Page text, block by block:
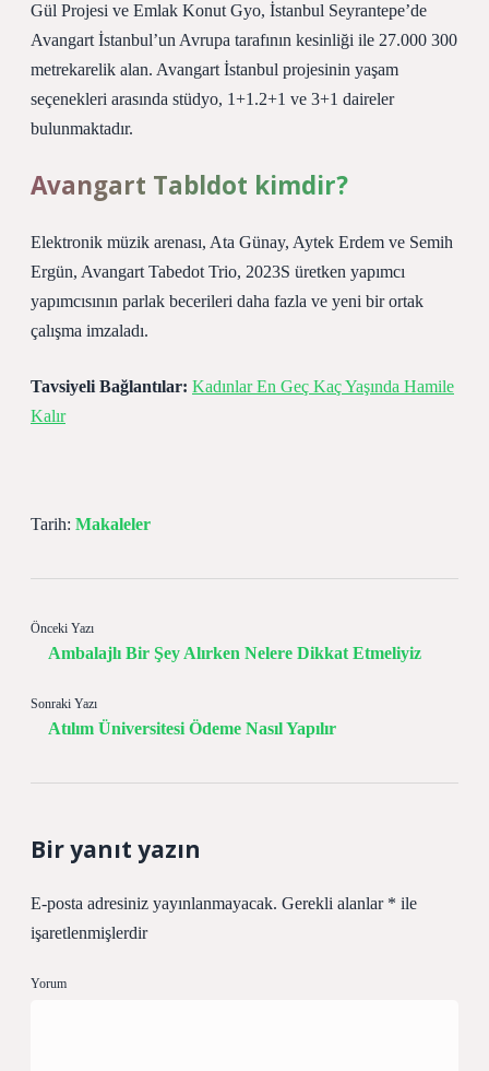
Gül Projesi ve Emlak Konut Gyo, İstanbul Seyrantepe’de
Avangart İstanbul’un Avrupa tarafının kesinliği ile 27.000 300
metrekarelik alan. Avangart İstanbul projesinin yaşam
seçenekleri arasında stüdyo, 1+1.2+1 ve 3+1 daireler
bulunmaktadır.
Avangart Tabldot kimdir?
Elektronik müzik arenası, Ata Günay, Aytek Erdem ve Semih
Ergün, Avangart Tabedot Trio, 2023S üretken yapımcı
yapımcısının parlak becerileri daha fazla ve yeni bir ortak
çalışma imzaladı.
Tavsiyeli Bağlantılar: Kadınlar En Geç Kaç Yaşında Hamile
Kalır
Tarih: Makaleler
Önceki Yazı
Ambalajlı Bir Şey Alırken Nelere Dikkat Etmeliyiz
Sonraki Yazı
Atılım Üniversitesi Ödeme Nasıl Yapılır
Bir yanıt yazın
E-posta adresiniz yayınlanmayacak. Gerekli alanlar * ile
işaretlenmişlerdir
Yorum